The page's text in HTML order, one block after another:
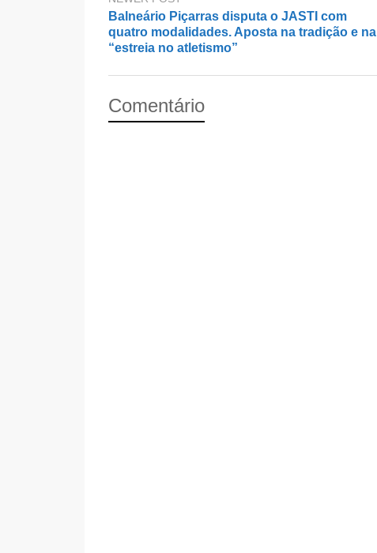
Balneário Piçarras disputa o JASTI com
quatro modalidades. Aposta na tradição e na
“estreia no atletismo”
Comentário